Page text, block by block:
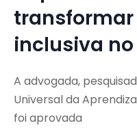
inclusiva
A advogada,
Universal da
foi aprovada